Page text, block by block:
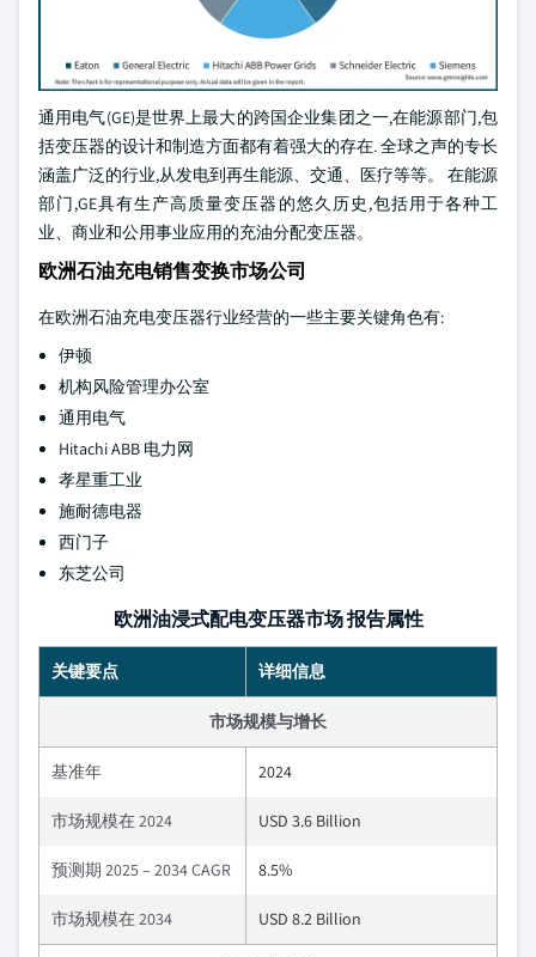
通用电气(GE)是世界上最大的跨国企业集团之一,在能源部门,包
括变压器的设计和制造方面都有着强大的存在. 全球之声的专长
涵盖广泛的行业,从发电到再生能源、交通、医疗等等。 在能源
部门,GE具有生产高质量变压器的悠久历史,包括用于各种工
业、商业和公用事业应用的充油分配变压器。
欧洲石油充电销售变换市场公司
在欧洲石油充电变压器行业经营的一些主要关键角色有:
伊顿
机构风险管理办公室
通用电气
Hitachi ABB 电力网
孝星重工业
施耐德电器
西门子
东芝公司
欧洲油浸式配电变压器市场 报告属性
关键要点 详细信息
市场规模与增长
基准年 2024
市场规模在 2024 USD 3.6 Billion
预测期 2025 – 2034 CAGR 8.5%
市场规模在 2034 USD 8.2 Billion